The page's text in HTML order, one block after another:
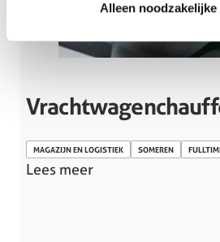
Alleen
MAGAZIJN EN LOGISTIEK SOMEREN
Lees meer